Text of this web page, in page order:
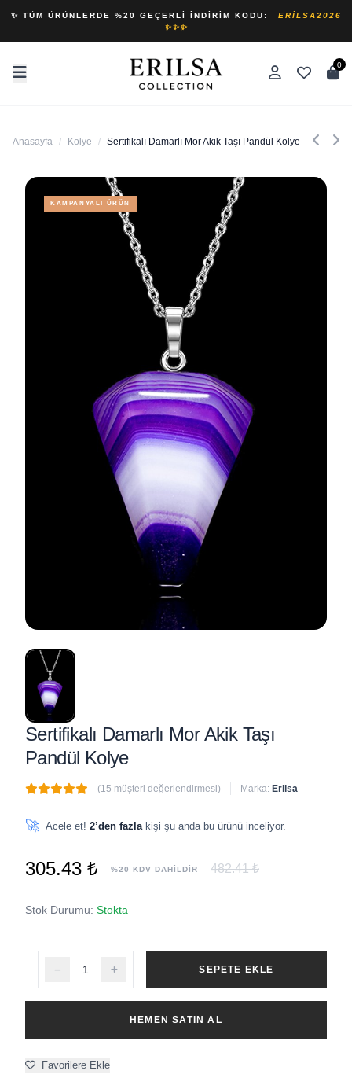
✨ TÜM ÜRÜNLERDE %20 GEÇERLI İNDIRIM KODU:
ERILSA2026
✨✨✨
0
Anasayfa / Kolye / Sertifikalı Damarlı Mor Akik Taşı Pandül Kolye
KAMPANYALI ÜRÜN
Sertifikalı Damarlı Mor Akik Taşı
Pandül Kolye
(15 müşteri değerlendirmesi) Marka: Erilsa
🚀 Acele et! 2’den fazla kişi şu anda bu ürünü inceliyor.
305.43 ₺ %20 KDV DAHİLDİR 482.41 ₺
Stok Durumu: Stokta
SEPETE EKLE
HEMEN SATIN AL
Favorilere Ekle